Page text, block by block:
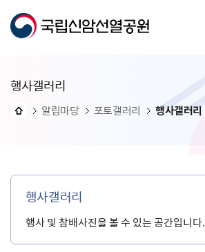
행사갤러리
알림마당 포토갤러리 행사갤러리
행사갤러리
행사 및 참배사진을 볼 수 있는 공간입니다.